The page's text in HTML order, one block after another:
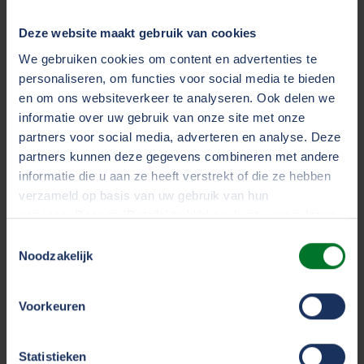
Deze website maakt gebruik van cookies
We gebruiken cookies om content en advertenties te
personaliseren, om functies voor social media te bieden
en om ons websiteverkeer te analyseren. Ook delen we
informatie over uw gebruik van onze site met onze
partners voor social media, adverteren en analyse. Deze
partners kunnen deze gegevens combineren met andere
informatie die u aan ze heeft verstrekt of die ze hebben
verzameld op basis van uw gebruik van hun
services. Door op 'Details' te klikken, kunt u meer lezen
toestemming intrekken. Door op 'Alles accepteren' te
klikken, gaat u akkoord met het gebruik van alle cookies
We werken samen met
die uw gegevens
Noodzakelijk
Voorkeuren
Statistieken
rechtsbijstand achteraf vergoeden als u wordt
Toegevoegd aan de uitzondering is dat er
voortaan ook dekking is in geval van een
strafzaak waarbij er sprake is van dood/letsel
en/of doorrijden na een aanrijding.
Onderdeel Rechtsbijstand -Hoe gaan wij om
Er bestaat een belangenconflict als twee of meer
partijen in hetzelfde geschil aanspraak hebben op
omgaan, en wie van de twee recht heeft op